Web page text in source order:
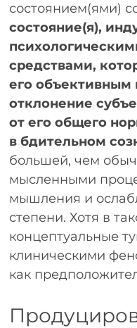
состоянием(ями)
состояние(я),
средствами,
его объективным
отклонение
от его общего
в бдительном
большей, чем
мысленными
мышления и
степени. Хотя в
концептуальные
клиническими
как